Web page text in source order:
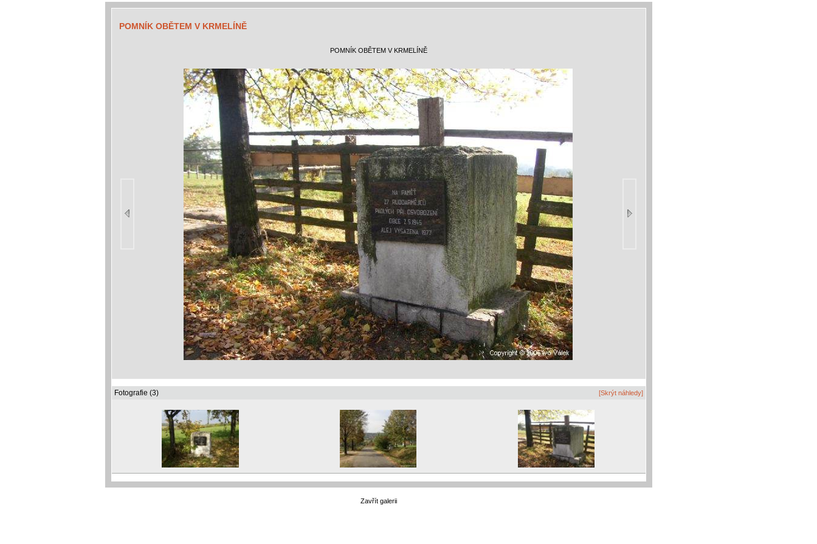
POMNÍK OBĚTEM V KRMELÍNĚ
POMNÍK OBĚTEM V KRMELÍNĚ
Fotografie (3) [Skrýt náhledy]
Zavřít galerii